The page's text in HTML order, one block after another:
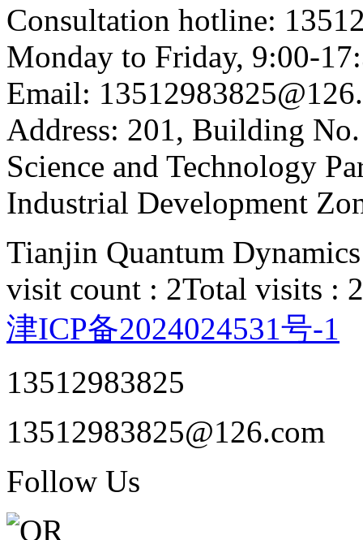
Consultation hotline:
Monday to Friday, 9:00-
Email:
Address: 201, Building
Science and Technology
Industrial Development
Tianjin Quantum
visit count : 2Total visits :
津ICP备2024024531号-1
13512983825
13512983825@126.com
Follow Us